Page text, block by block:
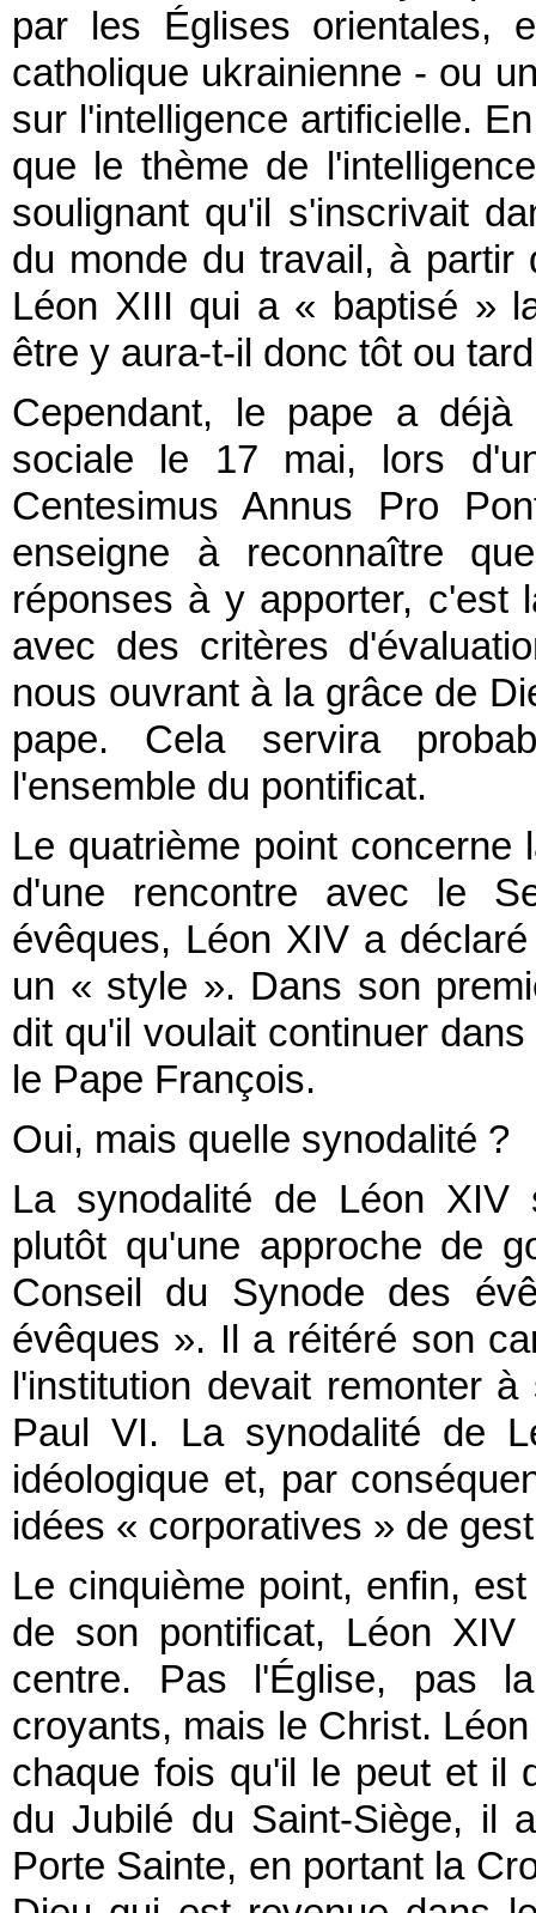
par les Églises orientales,
catholique ukrainienne - ou
sur l'intelligence artificielle.
que le thème de
soulignant qu'il s'inscrivait
du monde du travail, à partir
Léon XIII qui a « baptisé »
être y aura-t-il donc tôt ou
Cependant, le pape a
sociale le 17 mai, lors
Centesimus Annus Pro
enseigne à reconnaître
réponses à y apporter, c'est
avec des critères
nous ouvrant à la grâce de
pape. Cela servira
l'ensemble du pontificat.
Le quatrième point concerne
d'une rencontre avec le
évêques, Léon XIV a
un « style ». Dans son
dit qu'il voulait continuer
le Pape François.
Oui, mais quelle synodalité ?
La synodalité de Léon XIV
plutôt qu'une approche de
Conseil du Synode des
évêques ». Il a réitéré son
l'institution devait remonter
Paul VI. La synodalité de
idéologique et, par
idées « corporatives » de
Le cinquième point, enfin,
de son pontificat, Léon
centre. Pas l'Église, pas
croyants, mais le Christ.
chaque fois qu'il le peut et il
du Jubilé du Saint-Siège, il
Porte Sainte, en portant la